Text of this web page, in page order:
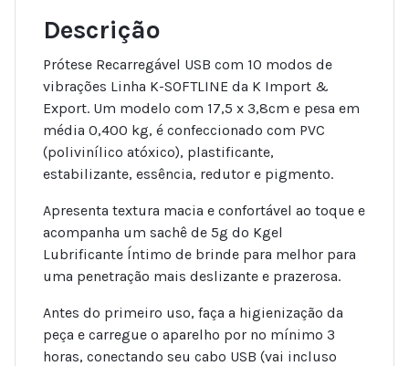
Descrição
Prótese Recarregável USB com 10 modos de
vibrações Linha K-SOFTLINE da K Import &
Export. Um modelo com 17,5 x 3,8cm e pesa em
média 0,400 kg, é confeccionado com PVC
(polivinílico atóxico), plastificante,
estabilizante, essência, redutor e pigmento.
Apresenta textura macia e confortável ao toque e
acompanha um sachê de 5g do Kgel
Lubrificante Íntimo de brinde para melhor para
uma penetração mais deslizante e prazerosa.
Antes do primeiro uso, faça a higienização da
peça e carregue o aparelho por no mínimo 3
horas, conectando seu cabo USB (vai incluso